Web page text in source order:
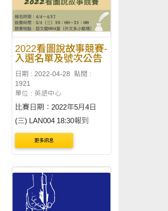
單、2B 鉛筆、橡皮擦 試場安
排：
2022看圖說故事競賽-
入選名單及號次公告
日期 : 2022-04-28
點閱 :
1921
單位 : 英語中心
比賽日期：2022年5月4日
(三) LAN004 18:30報到
更多訊息